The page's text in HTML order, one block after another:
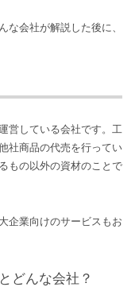
な会社が解説した後に、
営している会社です。工
社商品の代売を行ってい
もの以外の資材のことで
企業向けのサービスもお
どんな会社？